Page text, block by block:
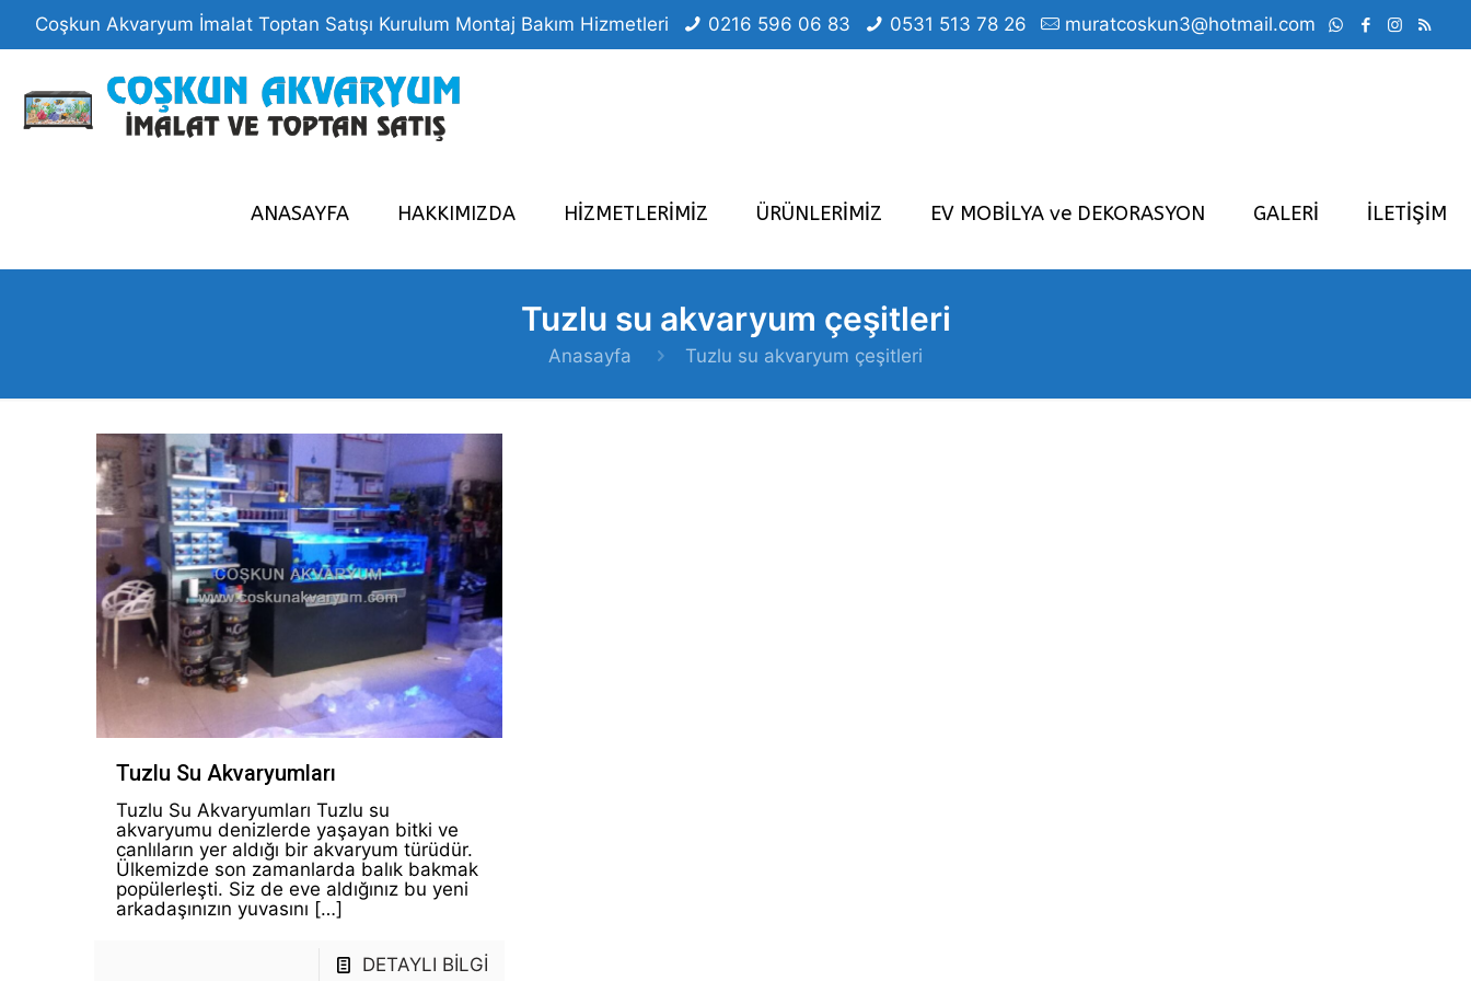
Coşkun Akvaryum İmalat Toptan Satışı Kurulum Montaj Bakım Hizmetleri 0216 596 06 83 0531 513 78 26 muratcoskun3@hotmail.com
ANASAYFA HAKKIMIZDA HİZMETLERİMİZ ÜRÜNLERİMİZ EV MOBİLYA ve DEKORASYON GALERİ İLETİŞİM
Tuzlu su akvaryum çeşitleri
Anasayfa Tuzlu su akvaryum çeşitleri
Tuzlu Su Akvaryumları
Tuzlu Su Akvaryumları Tuzlu su
akvaryumu denizlerde yaşayan bitki ve
canlıların yer aldığı bir akvaryum türüdür.
Ülkemizde son zamanlarda balık bakmak
popülerleşti. Siz de eve aldığınız bu yeni
arkadaşınızın yuvasını […]
DETAYLI BİLGİ